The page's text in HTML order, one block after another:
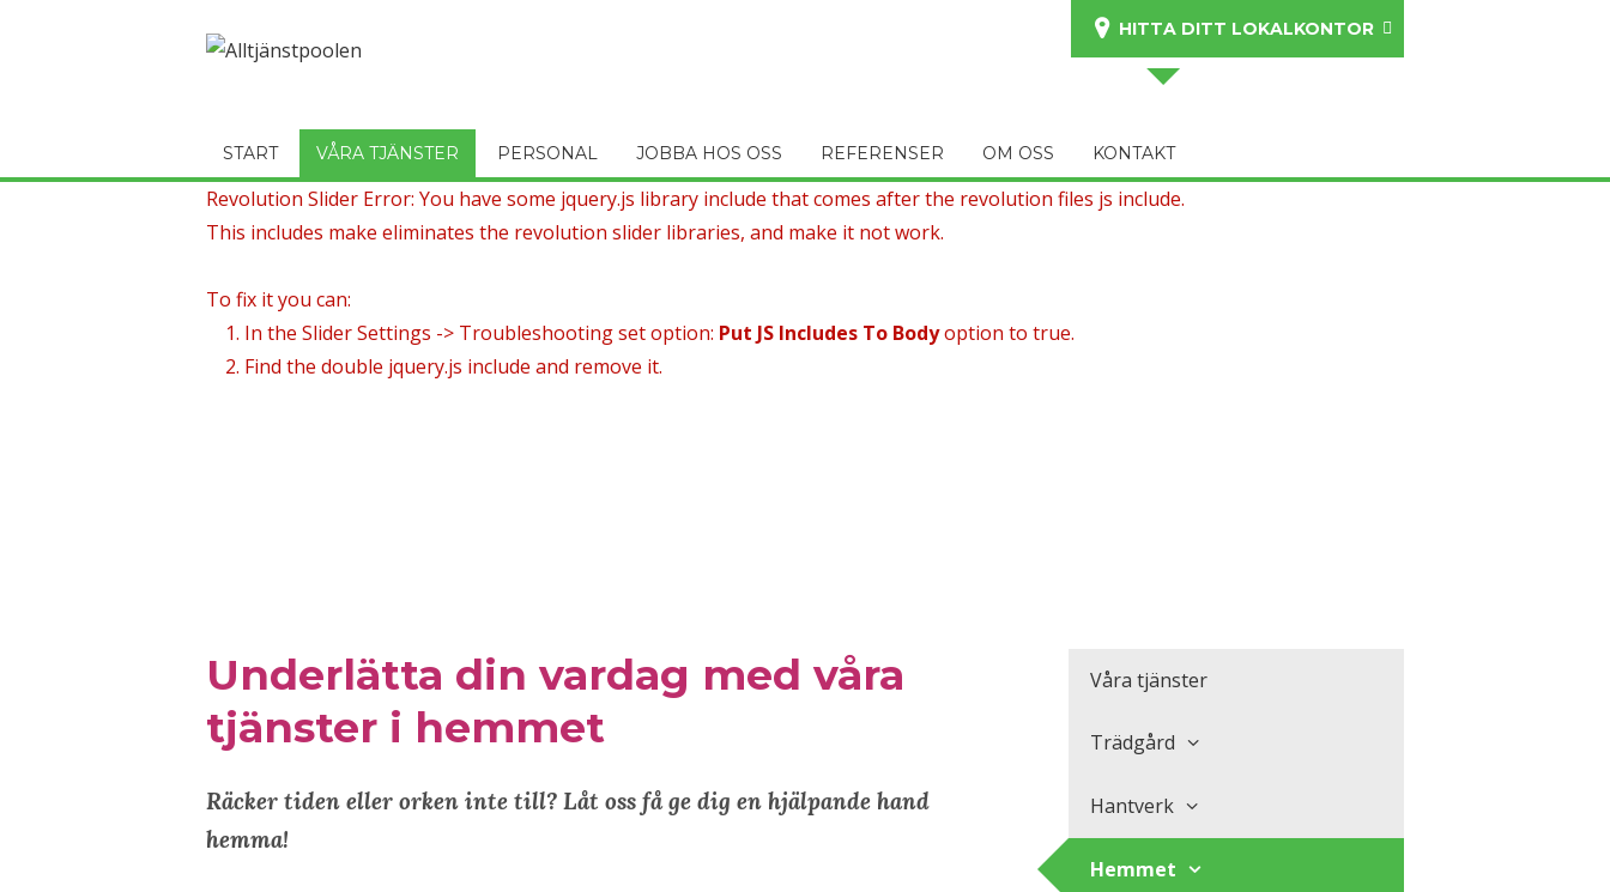
HITTA DITT LOKALKONTOR
START VÅRA TJÄNSTER PERSONAL JOBBA HOS OSS REFERENSER OM OSS KONTAKT
Revolution Slider Error: You have some jquery.js library include that comes after the revolution files js include.
This includes make eliminates the revolution slider libraries, and make it not work.
To fix it you can:
1. In the Slider Settings -> Troubleshooting set option: Put JS Includes To Bodyoption to true.
2. Find the double jquery.js include and remove it.
Underlätta din vardag med våra
tjänster i hemmet
Räcker tiden eller orken inte till? Låt oss få ge dig en hjälpande hand
hemma!
Våra tjänster
Trädgård
Hantverk
Hemmet